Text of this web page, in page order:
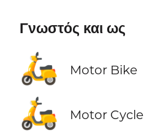
Γνωστός και ως
🛵 Motor Bike
🛵 Motor Cycle